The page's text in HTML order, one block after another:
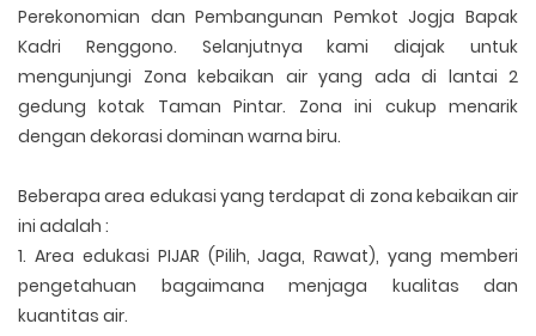
Perekonomian dan Pembangunan Pemkot Jogja Bapak
Kadri Renggono. Selanjutnya kami diajak untuk
mengunjungi Zona kebaikan air yang ada di lantai 2
gedung kotak Taman Pintar. Zona ini cukup menarik
dengan dekorasi dominan warna biru.
Beberapa area edukasi yang terdapat di zona kebaikan air
ini adalah :
1. Area edukasi PIJAR (Pilih, Jaga, Rawat), yang memberi
pengetahuan bagaimana menjaga kualitas dan
kuantitas air.